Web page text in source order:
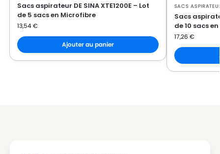
Sacs aspirateur DE SINA XTE1200E – Lot
de 5 sacs en Microfibre
13,54€
Ajouter au panier
SACS
Sacs
de 10 sacs
17,26 €